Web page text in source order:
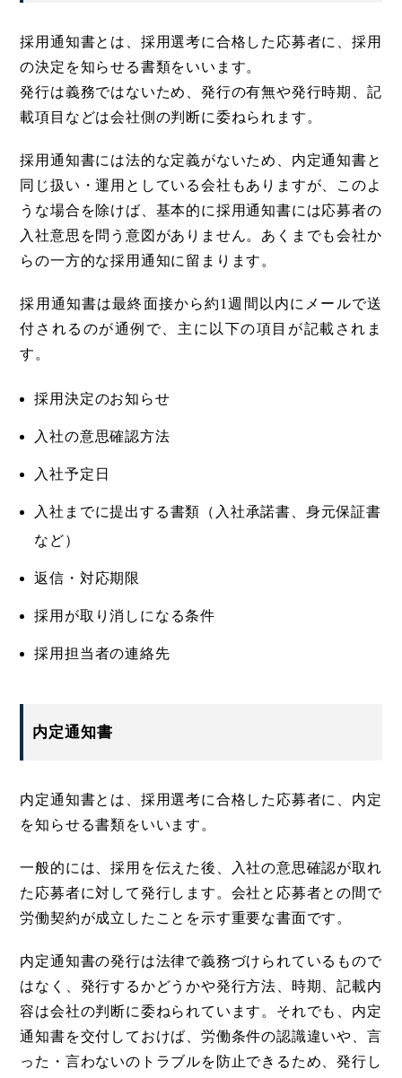
採用通知書とは、採用選考に合格した応募者に、採用
の決定を知らせる書類をいいます。
発行は義務ではないため、発行の有無や発行時期、記
載項目などは会社側の判断に委ねられます。
採用通知書には法的な定義がないため、内定通知書と
同じ扱い・運用としている会社もありますが、このよ
うな場合を除けば、基本的に採用通知書には応募者の
入社意思を問う意図がありません。あくまでも会社か
らの一方的な採用通知に留まります。
採用通知書は最終面接から約1週間以内にメールで送
付されるのが通例で、主に以下の項目が記載されま
す。
採用決定のお知らせ
入社の意思確認方法
入社予定日
入社までに提出する書類（入社承諾書、身元保証書
など）
返信・対応期限
採用が取り消しになる条件
採用担当者の連絡先
内定通知書
内定通知書とは、採用選考に合格した応募者に、内定
を知らせる書類をいいます。
一般的には、採用を伝えた後、入社の意思確認が取れ
た応募者に対して発行します。会社と応募者との間で
労働契約が成立したことを示す重要な書面です。
内定通知書の発行は法律で義務づけられているもので
はなく、発行するかどうかや発行方法、時期、記載内
容は会社の判断に委ねられています。それでも、内定
通知書を交付しておけば、労働条件の認識違いや、言
った・言わないのトラブルを防止できるため、発行し